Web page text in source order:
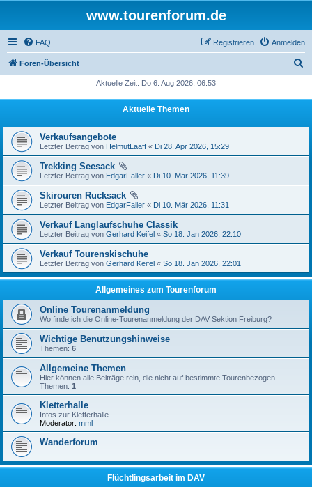
www.tourenforum.de
FAQ Anmelden
Registrieren
Foren-Übersicht
e
Aktuelle Zeit: Do 6. Aug 2026, 06:53
Aktuelle Themen
Verkaufsangebote
Letzter Beitrag von HelmutLaaff « Di 28. Apr 2026, 15:29
Trekking Seesack
Letzter Beitrag von EdgarFaller « Di 10. Mär 2026, 11:39
Skirouren Rucksack
Letzter Beitrag von EdgarFaller « Di 10. Mär 2026, 11:31
Verkauf Langlaufschuhe Classik
Letzter Beitrag von Gerhard Keifel « So 18. Jan 2026, 22:10
Verkauf Tourenskischuhe
Letzter Beitrag von Gerhard Keifel « So 18. Jan 2026, 22:01
Allgemeines zum Tourenforum
Online Tourenanmeldung
Wo finde ich die Online-Tourenanmeldung der DAV Sektion Freiburg?
Wichtige Benutzungshinweise
Themen: 6
Allgemeine Themen
Hier können alle Beiträge rein, die nicht auf bestimmte Tourenbezogen
Themen: 1
Kletterhalle
Infos zur Kletterhalle
Moderator: mml
Wanderforum
Flüchtlingsarbeit im DAV